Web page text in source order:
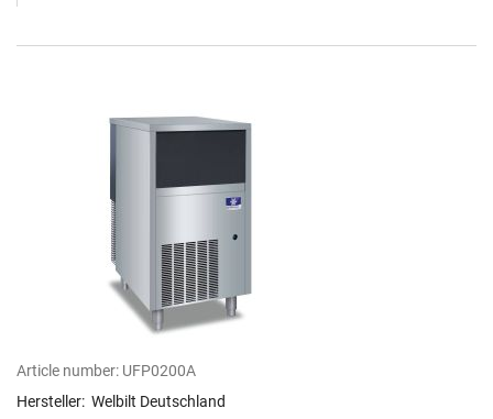
Article number: UFP0200A
Hersteller: Welbilt Deutschland